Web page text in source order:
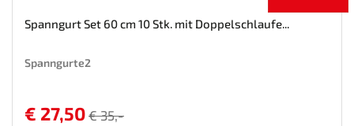
Spanngurt Set 60 cm 10 Stk. mit Doppelschlaufe...
Spanngurte2
€ 27,50 € 35,-